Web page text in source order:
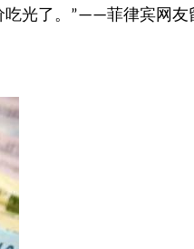
光了。 ”——菲律宾网友